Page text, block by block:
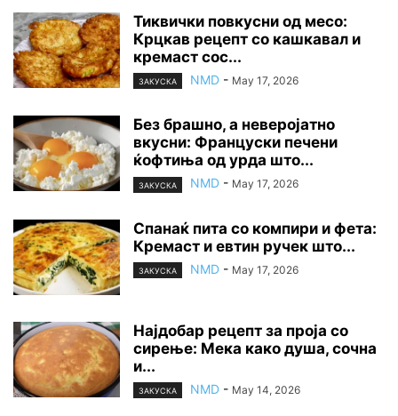
Тиквички повкусни од месо:
Крцкав рецепт со кашкавал и
кремаст сос...
ЗАКУСКА NMD - May 17, 2026
Без брашно, а неверојатно
вкусни: Француски печени
ќофтиња од урда што...
ЗАКУСКА NMD - May 17, 2026
Спанаќ пита со компири и фета:
Кремаст и евтин ручек што...
ЗАКУСКА NMD - May 17, 2026
Најдобар рецепт за проја со
сирење: Мека како душа, сочна
и...
ЗАКУСКА NMD - May 14, 2026